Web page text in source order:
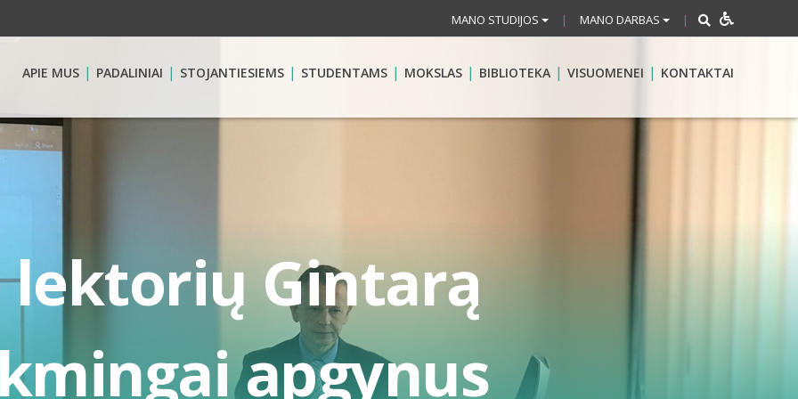
MANO STUDIJOS | MANO DARBAS |
APIE MUS PADALINIAI STOJANTIESIEMS STUDENTAMS MOKSLAS BIBLIOTEKA VISUOMENEI KONTAKTAI
lektorių Gintarą
apgynus